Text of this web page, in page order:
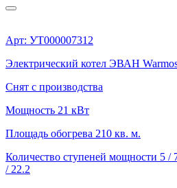
Арт: УТ000007312
Электрический котел ЭВАН
Снят с производства
Мощность 21 кВт
Площадь обогрева 210 кв. м.
Количество ступеней мощности 5 /
/ 22.2